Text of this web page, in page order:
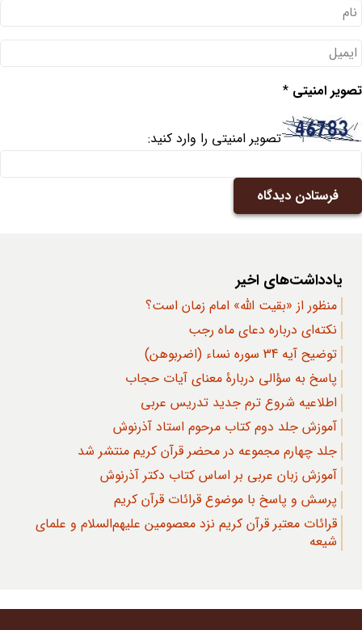
تصویر امنیتی *
تصویر امنیتی را وارد کنید:
فرستادن دیدگاه
یادداشت‌های اخیر
منظور از «بقیت الله» امام زمان است؟
نکته‌ای درباره دعای ماه رجب
توضیح آیه 34 سوره نساء (اضربوهن)
پاسخ به سؤالی دربارۀ معنای آیات حجاب
اطلاعیه شروع ترم جدید تدریس عربی
آموزش جلد دوم کتاب مرحوم استاد آذرنوش
جلد چهارم مجموعه در محضر قرآن کریم منتشر شد
آموزش زبان عربی بر اساس کتاب دکتر آذرنوش
پرسش و پاسخ با موضوع قرائات قرآن کریم
قرائات معتبر قرآن کریم نزد معصومین علیهم‌السلام و علمای
شیعه